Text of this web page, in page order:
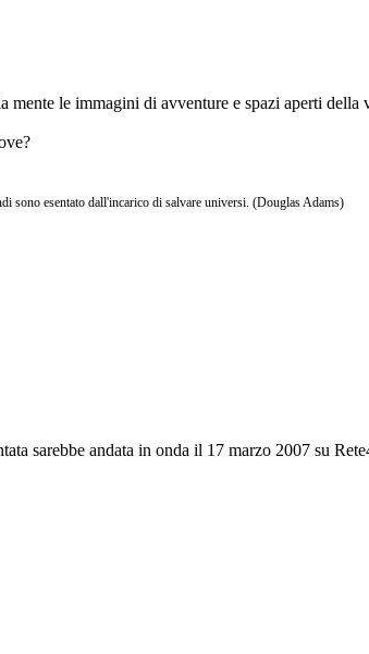
mente le immagini di avventure e spazi aperti della
sono esentato dall'incarico di salvare universi. (Douglas Adams)
sarebbe andata in onda il 17 marzo 2007 su